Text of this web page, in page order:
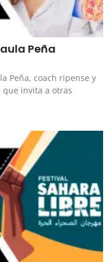
Peña
Peña, coach ripense y
que invita a otras